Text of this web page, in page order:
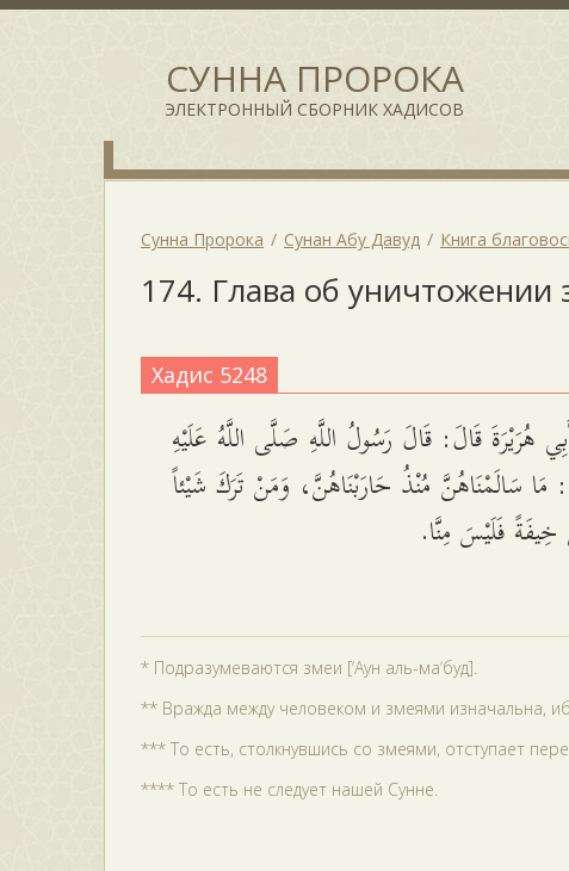
СУННА ПРОРОКА
ЭЛЕКТРОННЫЙ СБОРНИК ХАДИСОВ
Сунна Пророка Сунан Абу Давуд Книга
174. Глава об уничтожении
Хадис 5248
هُرَيْرَةَ قَالَ: قَالَ رَسُولُ اللَّهِ صَلَّى اللَّهُ عَلَيْهِ
مَا سَالَمْنَاهُنَّ مُنْذُ حَارَبْنَاهُنَّ، وَمَنْ تَرَكَ شَيْئاً
فَلَيْسَ مِنَّا.
* Подразумеваются змеи [‘Аун аль-ма‘буд].
** Вражда между человеком и змеями изначальна,
*** То есть, столкнувшись со змеями, отступает
**** То есть не следует нашей Сунне.